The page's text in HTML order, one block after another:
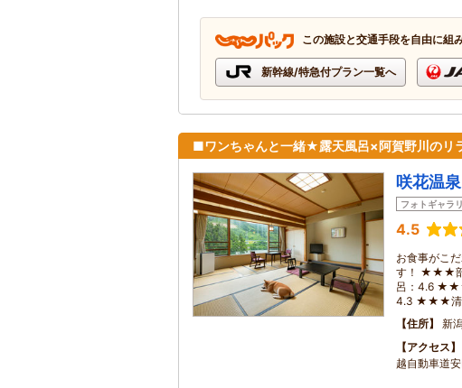
この施設と交通手段を自由に組
新幹線/特急付プラン一覧へ
■ワンちゃんと一緒★露天風呂×阿賀野川のリ
咲花温
フォトギャラ
4.5
お食事がこ
す！ ★★★
呂：4.6
4.3 ★★★清
住所
新
アクセス
越自動車道